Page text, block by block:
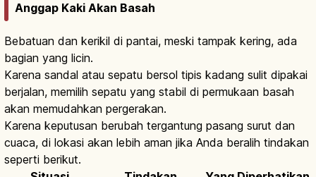
Anggap Kaki Akan Basah
Bebatuan dan kerikil di pantai, meski tampak kering, ada
bagian yang licin.
Karena sandal atau sepatu bersol tipis kadang sulit dipakai
berjalan, memilih sepatu yang stabil di permukaan basah
akan memudahkan pergerakan.
Karena keputusan berubah tergantung pasang surut dan
cuaca, di lokasi akan lebih aman jika Anda beralih tindakan
seperti berikut.